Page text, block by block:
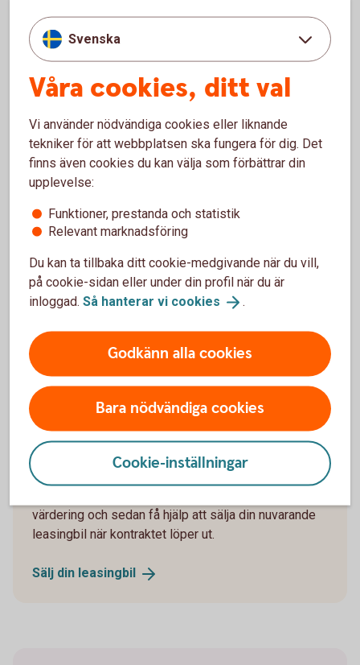
621914182
Vagnpark viaAutoplan
Sälja leasingbil
värdering och sedan få hjälp att sälja din nuvarande
leasingbil när kontraktet löper ut.
Sälj din leasingbil
Svenska
Våra cookies, ditt val
Vi använder nödvändiga cookies eller liknande
tekniker för att webbplatsen ska fungera för dig. Det
finns även cookies du kan välja som förbättrar din
upplevelse:
Funktioner, prestanda och statistik
Relevant marknadsföring
Du kan ta tillbaka ditt cookie-medgivande när du vill,
på cookie-sidan eller under din profil när du är
inloggad. Så hanterar vi cookies .
Godkänn alla cookies
Bara nödvändiga cookies
Cookie-inställningar